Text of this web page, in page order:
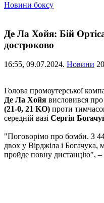
Новини боксу
Де Ла Хойя: Бій
достроково
16:55, 09.07.2024. Новини
Голова промоутерської
Де Ла Хойя висловився про
(21-0, 21 KO) проти
середній вазі Сергія
"Поговорімо про бомби. З
двох у Вірджіла і
пройде повну дистанцію",